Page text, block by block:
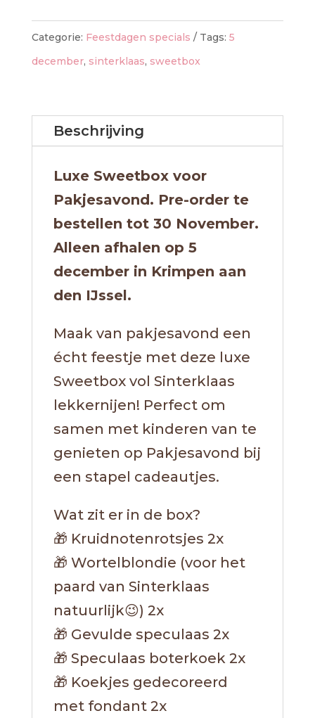
Categorie: Feestdagen specials Tags: 5
december, sinterklaas, sweetbox
Beschrijving
Luxe Sweetbox voor
Pakjesavond. Pre-order te
bestellen tot 30 November.
Alleen afhalen op 5
december in Krimpen aan
den IJssel.
Maak van pakjesavond een
écht feestje met deze luxe
Sweetbox vol Sinterklaas
lekkernijen! Perfect om
samen met kinderen van te
genieten op Pakjesavond bij
een stapel cadeautjes.
Wat zit er in de box?
🎁 Kruidnotenrotsjes 2x
🎁 Wortelblondie (voor het
paard van Sinterklaas
natuurlijk😉) 2x
🎁 Gevulde speculaas 2x
🎁 Speculaas boterkoek 2x
🎁 Koekjes gedecoreerd
met fondant 2x